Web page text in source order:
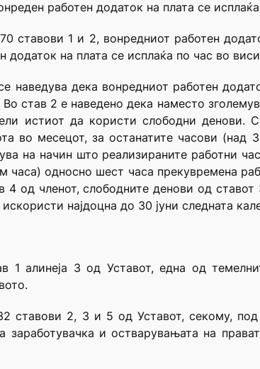
работен додаток на плата се
ставови 1 и 2, вонредниот работен
додаток на плата се исплаќа по час во
наведува дека вонредниот работен
став 2 е наведено дека наместо
истиот да користи слободни денови.
во месецот, за останатите часови
на начин што реализираните работни
часа) односно шест часа прекувремена
4 од членот, слободните денови од
најдоцна до 30 јуни следната
1 алинеја 3 од Уставот, една од
ставови 2, 3 и 5 од Уставот, секому,
заработувачка и остварувањата на